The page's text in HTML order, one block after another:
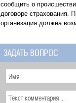
сообщить о
договоре страхования.
организация должна
ЗАДАТЬ ВОПРОС